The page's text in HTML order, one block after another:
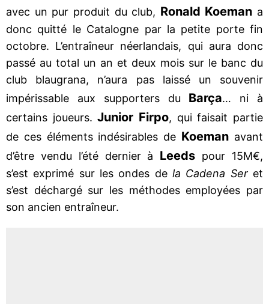
avec un pur produit du club, Ronald Koeman a
donc quitté le Catalogne par la petite porte fin
octobre. L’entraîneur néerlandais, qui aura donc
passé au total un an et deux mois sur le banc du
club blaugrana, n’aura pas laissé un souvenir
impérissable aux supporters du Barça… ni à
certains joueurs.Junior Firpo, qui faisait partie
de ces éléments indésirables de Koeman avant
d’être vendu l’été dernier à Leeds pour 15M€,
s’est exprimé sur les ondes de la Cadena Seret
s’est déchargé sur les méthodes employées par
son ancien entraîneur.